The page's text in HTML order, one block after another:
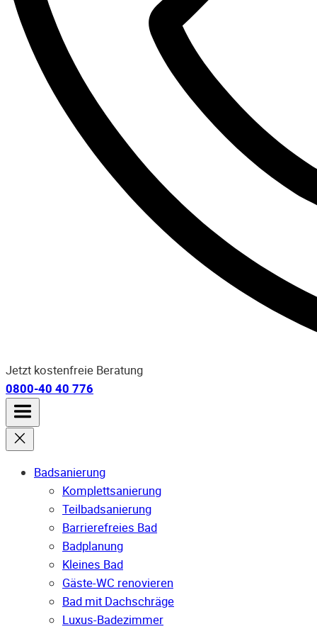
Jetzt kostenfreie Beratung
0800-40 40 776
Badsanierung
Komplettsanierung
Teilbadsanierung
Barrierefreies Bad
Badplanung
Kleines Bad
Gäste-WC renovieren
Bad mit Dachschräge
Luxus-Badezimmer